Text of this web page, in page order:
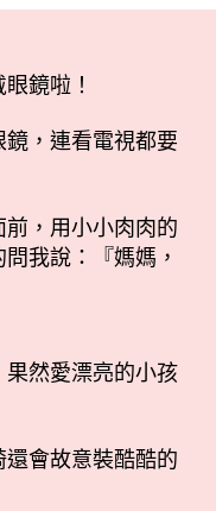
鏡啦！
，連看電視都要
，用小小肉肉的
我說：『媽媽，
然愛漂亮的小孩
會故意裝酷酷的